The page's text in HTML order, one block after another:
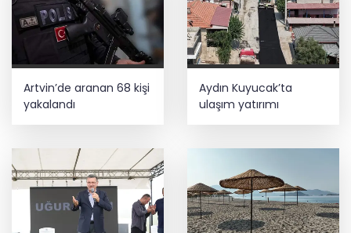
Artvin’de aranan 68 kişi
yakalandı
Aydın Kuyucak’ta
ulaşım yatırımı